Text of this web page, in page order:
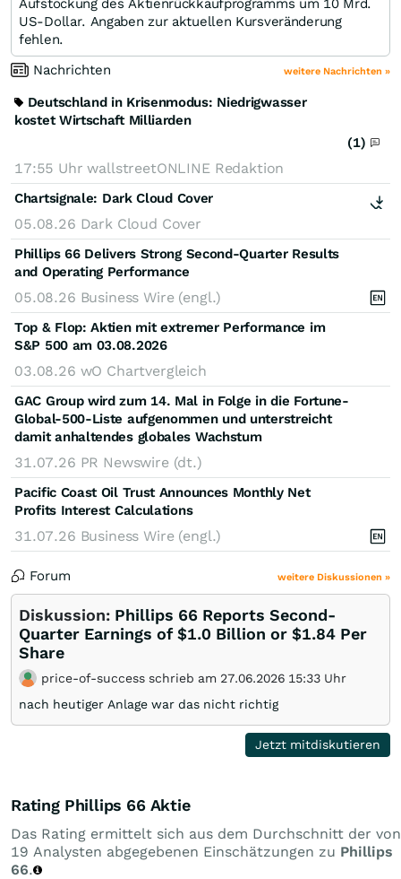
Aufstockung des Aktienrückkaufprogramms um 10 Mrd.
US-Dollar. Angaben zur aktuellen Kursveränderung
fehlen.
Nachrichten
weitere Nachrichten »
Deutschland in Krisenmodus: Niedrigwasser
kostet Wirtschaft Milliarden
(1)
17:55 UhrwallstreetONLINE Redaktion
Chartsignale: Dark Cloud Cover
05.08.26 Dark Cloud Cover
Phillips 66 Delivers Strong Second-Quarter Results
and Operating Performance
05.08.26 Business Wire (engl.)
Top & Flop: Aktien mit extremer Performance im
S&P 500 am 03.08.2026
03.08.26 wO Chartvergleich
GAC Group wird zum 14. Mal in Folge in die Fortune-
Global-500-Liste aufgenommen und unterstreicht
damit anhaltendes globales Wachstum
31.07.26 PR Newswire (dt.)
Pacific Coast Oil Trust Announces Monthly Net
Profits Interest Calculations
31.07.26 Business Wire (engl.)
Forum weitere Diskussionen »
Diskussion: Phillips 66 Reports Second-
Quarter Earnings of $1.0 Billion or $1.84 Per
Share
price-of-success schrieb am 27.06.2026 15:33 Uhr
nach heutiger Anlage war das nicht richtig
Jetzt mitdiskutieren
Rating Phillips 66 Aktie
Das Rating ermittelt sich aus dem Durchschnitt der von
19 Analysten abgegebenen Einschätzungen zu Phillips
66.